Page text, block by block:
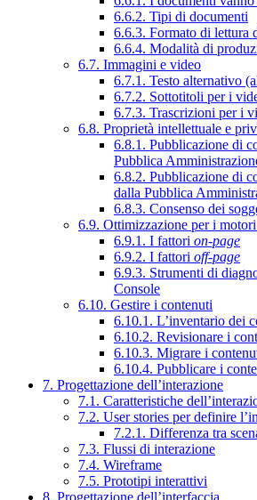
6.6.2. Tipi di documenti
6.6.3. Formato di lettura
6.6.4. Modalità di
6.7. Immagini e video
6.7.1. Testo alternativo
6.7.2. Sottotitoli per i
6.7.3. Trascrizioni per i
6.8. Proprietà intellettuale e
6.8.1. Pubblicazione di
Pubblica
6.8.2. Pubblicazione di
dalla Pubblica
6.8.3. Consenso dei
6.9. Ottimizzazione per i
6.9.1. I fattori on-page
6.9.2. I fattori off-page
6.9.3. Strumenti di
Console
6.10. Gestire i contenuti
6.10.1. L’inventario dei
6.10.2. Revisionare i
6.10.3. Migrare i
6.10.4. Pubblicare i
7. Progettazione dell’interazione
7.1. Caratteristiche
7.2. User stories per definire
7.2.1. Differenza tra
7.3. Flussi di interazione
7.4. Wireframe
7.5. Prototipi interattivi
8. Progettazione dell’interfaccia